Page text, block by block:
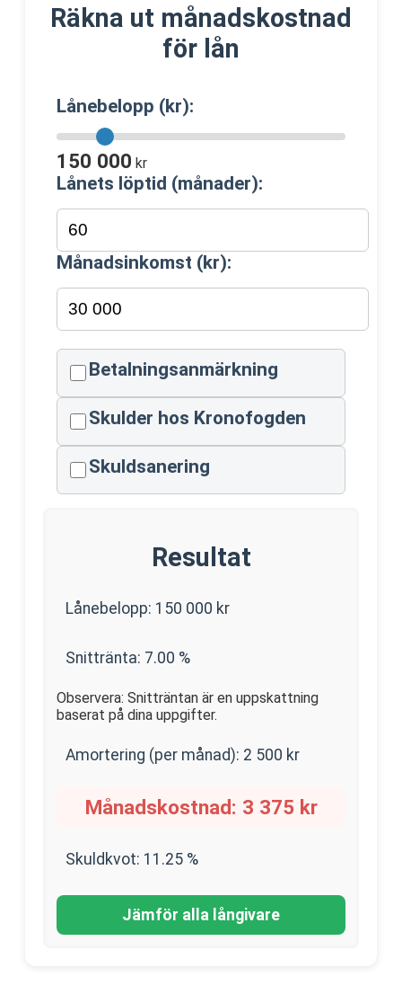
Räkna ut månadskostnad
för lån
Lånebelopp (kr):
150 000 kr
Lånets löptid (månader):
Månadsinkomst (kr):
Betalningsanmärkning
Skulder hos Kronofogden
Skuldsanering
Resultat
Lånebelopp: 150 000 kr
Snittränta: 7.00 %
Observera: Snitträntan är en uppskattning
baserat på dina uppgifter.
Amortering (per månad): 2 500 kr
Månadskostnad: 3 375 kr
Skuldkvot: 11.25 %
Jämför alla långivare